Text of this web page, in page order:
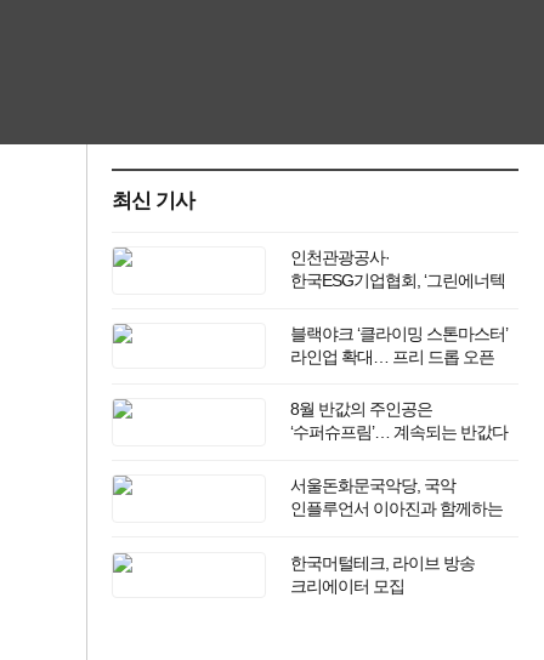
최신 기사
인천관광공사·
한국ESG기업협회, ‘그린에너텍
블랙야크 ‘클라이밍 스톤마스터’
라인업 확대… 프리 드롭 오픈
8월 반값의 주인공은
‘수퍼슈프림’… 계속되는 반값다
서울돈화문국악당, 국악
인플루언서 이아진과 함께하는
한국머털테크, 라이브 방송
크리에이터 모집